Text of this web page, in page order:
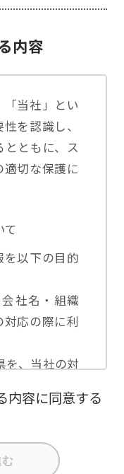
内容
当社」とい
を認識し、
ともに、ス
切な保護に
て
を以下の目的
社名・組織
応の際に利
を、当社の対
ます。
析を行い、
社名・組織
内容に同意する